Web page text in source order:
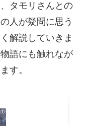
タモリさんとの
人が疑問に思う
解説していきま
語にも触れなが
す。